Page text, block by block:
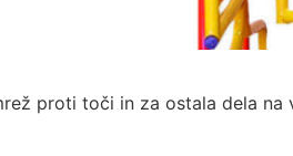
proti toči in za ostala dela na